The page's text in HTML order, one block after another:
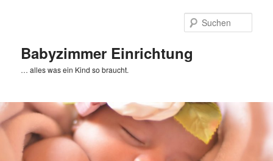
Babyzimmer Einrichtung
… alles was ein Kind so braucht.